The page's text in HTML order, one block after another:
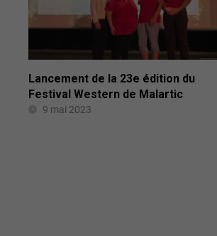
Lancement de la 23e édition du
Festival Western de Malartic
9 mai 2023